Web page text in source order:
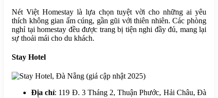
Nét Việt Homestay là lựa chọn tuyệt vời cho những ai yêu
thích không gian ấm cúng, gần gũi với thiên nhiên. Các phòng
nghỉ tại homestay đều được trang bị tiện nghi đầy đủ, mang lại
sự thoải mái cho du khách.
Stay Hotel
Địa chỉ: 119 Đ. 3 Tháng 2, Thuận Phước, Hải Châu, Đà